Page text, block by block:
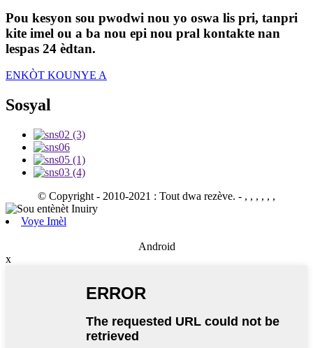
Pou kesyon sou pwodwi nou yo oswa lis pri, tanpri
kite imel ou a ba nou epi nou pral kontakte nan
lespas 24 èdtan.
ENKÒT KOUNYE A
Sosyal
© Copyright - 2010-2021 : Tout dwa rezève. - , , , , , ,
Voye Imèl
Android
x